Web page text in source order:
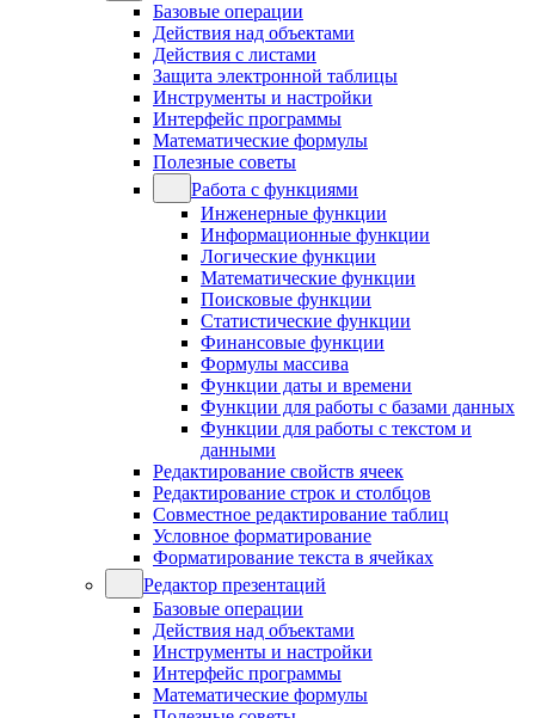
Базовые операции
Действия над объектами
Действия с листами
Защита электронной таблицы
Инструменты и настройки
Интерфейс программы
Математические формулы
Полезные советы
Работа с функциями
Инженерные функции
Информационные функции
Логические функции
Математические функции
Поисковые функции
Статистические функции
Финансовые функции
Формулы массива
Функции даты и времени
Функции для работы с базами данных
Функции для работы с текстом и
данными
Редактирование свойств ячеек
Редактирование строк и столбцов
Совместное редактирование таблиц
Условное форматирование
Форматирование текста в ячейках
Редактор презентаций
Базовые операции
Действия над объектами
Инструменты и настройки
Интерфейс программы
Математические формулы